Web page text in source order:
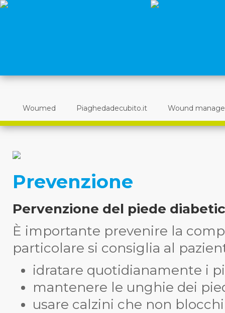
Woumed Piaghedadecubito.it Wound
Prevenzione
Pervenzione del piede
È importante prevenire la
particolare si consiglia al
idratare quotidianamente i
mantenere le unghie dei
usare calzini che non